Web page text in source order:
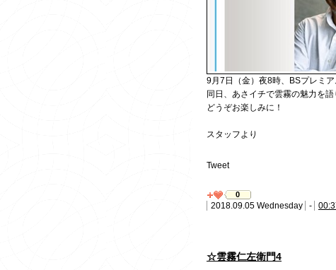
9月7日（金）夜8時、BSプレミ
同日、あさイチで雲霧の魅力を語
どうぞお楽しみに！
スタッフより
Tweet
0
2018.09.05 Wednesday -
☆雲霧仁左衛門4